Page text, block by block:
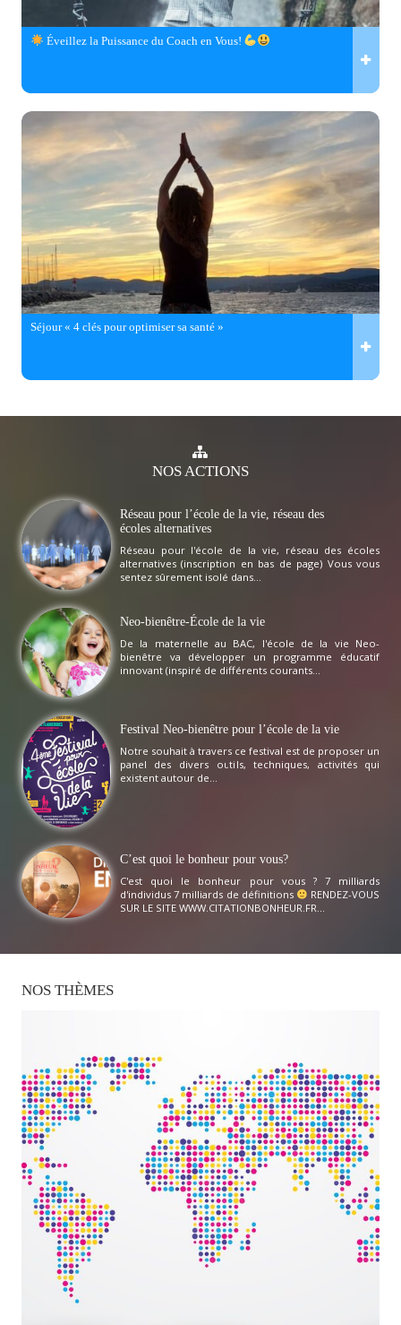
Éveillez la Puissance du Coach en Vous!
Séjour « 4 clés pour optimiser sa santé »
NOSACTIONS
Réseau pour l’école de la vie, réseau des
écoles alternatives
Réseau pour l'école de la vie, réseau des écoles
alternatives (inscription en bas de page) Vous vous
sentez sûrement isolé dans...
Neo-bienêtre-École de la vie
De la maternelle au BAC, l'école de la vie Neo-
bienêtre va développer un programme éducatif
innovant (inspiré de différents courants...
Festival Neo-bienêtre pour l’école de la vie
Notre souhait à travers ce festival est de proposer un
panel des divers outils, techniques, activités qui
existent autour de...
C’est quoi le bonheur pour vous?
C'est quoi le bonheur pour vous ? 7 milliards
d'individus 7 milliards de définitions
RENDEZ-VOUS
SUR LE SITE WWW.CITATIONBONHEUR.FR...
NOS THÈMES